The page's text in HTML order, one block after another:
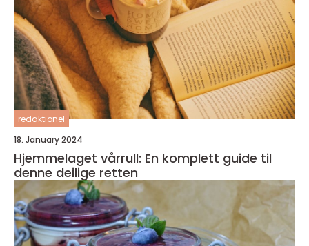
redaktionel
18. January 2024
Hjemmelaget vårrull: En komplett guide til
denne deilige retten